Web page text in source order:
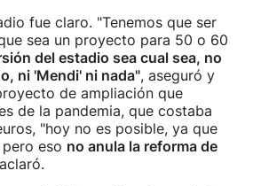
fue claro. "Tenemos que ser
sea un proyecto para 50 o 60
del estadio sea cual sea, no
ni 'Mendi' ni nada", aseguró y
de ampliación que
de la pandemia, que costaba
"hoy no es posible, ya que
eso no anula la reforma de